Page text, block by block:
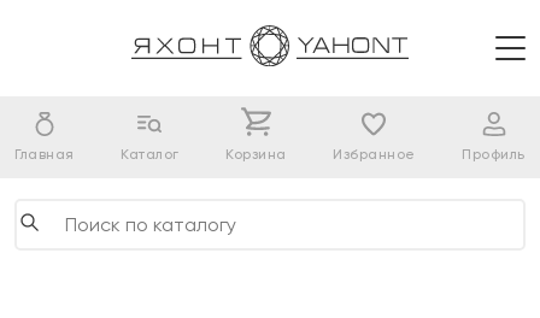
Главная Каталог Корзина Избранное Профиль